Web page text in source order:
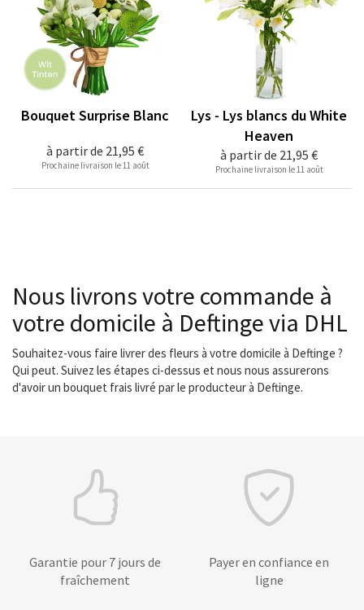
à partir de 21,95 €
Bouquet Surprise Blanc
Prochaine livraison le 11 août
à partir de 21,95 €
Lys - Lys blancs du White
Heaven
Prochaine livraison le 11 août
Nous livrons votre commande à
votre domicile à Deftinge via DHL
Souhaitez-vous faire livrer des fleurs à votre domicile à Deftinge ?
Qui peut. Suivez les étapes ci-dessus et nous nous assurerons
d'avoir un bouquet frais livré par le producteur à Deftinge.
Garantie pour 7 jours de
fraîchement
Payer en confiance en
ligne